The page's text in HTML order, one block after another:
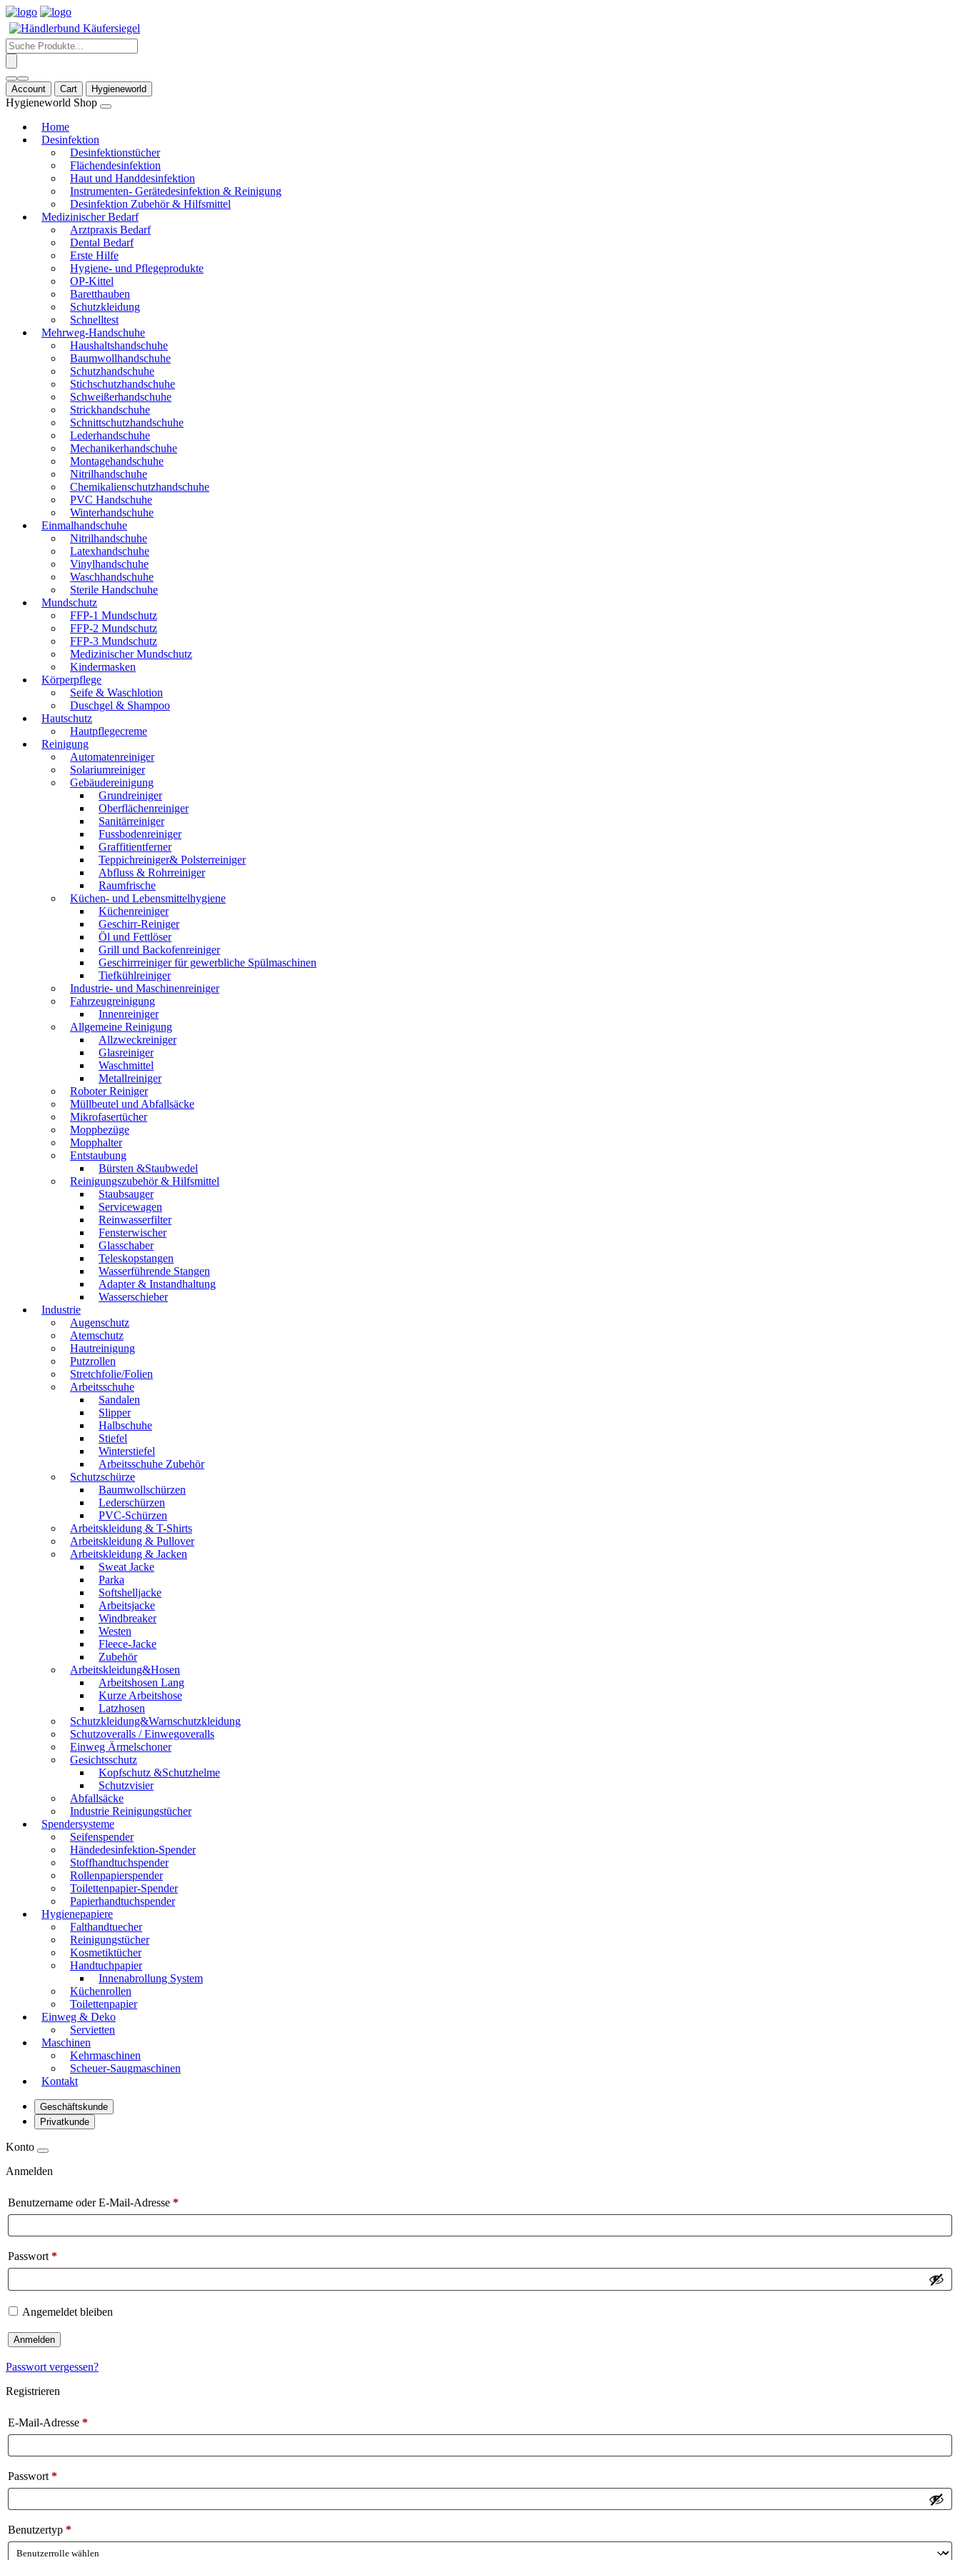
Products
search
Account Cart Hygieneworld
Hygieneworld Shop
Home
Desinfektion
Desinfektionstücher
Flächendesinfektion
Haut und Handdesinfektion
Instrumenten- Gerätedesinfektion & Reinigung
Desinfektion Zubehör & Hilfsmittel
Medizinischer Bedarf
Arztpraxis Bedarf
Dental Bedarf
Erste Hilfe
Hygiene- und Pflegeprodukte
OP-Kittel
Baretthauben
Schutzkleidung
Schnelltest
Mehrweg-Handschuhe
Haushaltshandschuhe
Baumwollhandschuhe
Schutzhandschuhe
Stichschutzhandschuhe
Schweißerhandschuhe
Strickhandschuhe
Schnittschutzhandschuhe
Lederhandschuhe
Mechanikerhandschuhe
Montagehandschuhe
Nitrilhandschuhe
Chemikalienschutzhandschuhe
PVC Handschuhe
Winterhandschuhe
Einmalhandschuhe
Nitrilhandschuhe
Latexhandschuhe
Vinylhandschuhe
Waschhandschuhe
Sterile Handschuhe
Mundschutz
FFP-1 Mundschutz
FFP-2 Mundschutz
FFP-3 Mundschutz
Medizinischer Mundschutz
Kindermasken
Körperpflege
Seife & Waschlotion
Duschgel & Shampoo
Hautschutz
Hautpflegecreme
Reinigung
Automatenreiniger
Solariumreiniger
Gebäudereinigung
Grundreiniger
Oberflächenreiniger
Sanitärreiniger
Fussbodenreiniger
Graffitientferner
Teppichreiniger& Polsterreiniger
Abfluss & Rohrreiniger
Raumfrische
Küchen- und Lebensmittelhygiene
Küchenreiniger
Geschirr-Reiniger
Öl und Fettlöser
Grill und Backofenreiniger
Geschirrreiniger für gewerbliche Spülmaschinen
Tiefkühlreiniger
Industrie- und Maschinenreiniger
Fahrzeugreinigung
Innenreiniger
Allgemeine Reinigung
Allzweckreiniger
Glasreiniger
Waschmittel
Metallreiniger
Roboter Reiniger
Müllbeutel und Abfallsäcke
Mikrofasertücher
Moppbezüge
Mopphalter
Entstaubung
Bürsten &Staubwedel
Reinigungszubehör & Hilfsmittel
Staubsauger
Servicewagen
Reinwasserfilter
Fensterwischer
Glasschaber
Teleskopstangen
Wasserführende Stangen
Adapter & Instandhaltung
Wasserschieber
Industrie
Augenschutz
Atemschutz
Hautreinigung
Putzrollen
Stretchfolie/Folien
Arbeitsschuhe
Sandalen
Slipper
Halbschuhe
Stiefel
Winterstiefel
Arbeitsschuhe Zubehör
Schutzschürze
Baumwollschürzen
Lederschürzen
PVC-Schürzen
Arbeitskleidung & T-Shirts
Arbeitskleidung & Pullover
Arbeitskleidung & Jacken
Sweat Jacke
Parka
Softshelljacke
Arbeitsjacke
Windbreaker
Westen
Fleece-Jacke
Zubehör
Arbeitskleidung&Hosen
Arbeitshosen Lang
Kurze Arbeitshose
Latzhosen
Schutzkleidung&Warnschutzkleidung
Schutzoveralls / Einwegoveralls
Einweg Ärmelschoner
Gesichtsschutz
Kopfschutz &Schutzhelme
Schutzvisier
Abfallsäcke
Industrie Reinigungstücher
Spendersysteme
Seifenspender
Händedesinfektion-Spender
Stoffhandtuchspender
Rollenpapierspender
Toilettenpapier-Spender
Papierhandtuchspender
Hygienepapiere
Falthandtuecher
Reinigungstücher
Kosmetiktücher
Handtuchpapier
Innenabrollung System
Küchenrollen
Toilettenpapier
Einweg & Deko
Servietten
Maschinen
Kehrmaschinen
Scheuer-Saugmaschinen
Kontakt
Geschäftskunde
Privatkunde
Konto
Anmelden
Benutzername oder E-Mail-Adresse *
Passwort *
Angemeldet bleiben
Anmelden
Passwort vergessen?
Registrieren
E-Mail-Adresse *
Passwort *
Benutzertyp *